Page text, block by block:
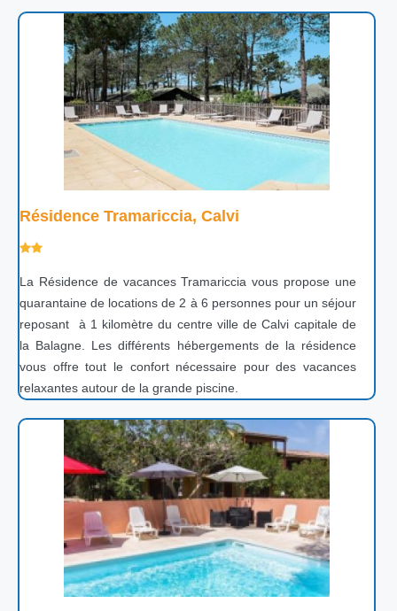
Résidence Tramariccia, Calvi
La Résidence de vacances Tramariccia vous propose une
quarantaine de locations de 2 à 6 personnes pour un séjour
reposant à 1 kilomètre du centre ville de Calvi capitale de
la Balagne. Les différents hébergements de la résidence
vous offre tout le confort nécessaire pour des vacances
relaxantes autour de la grande piscine.